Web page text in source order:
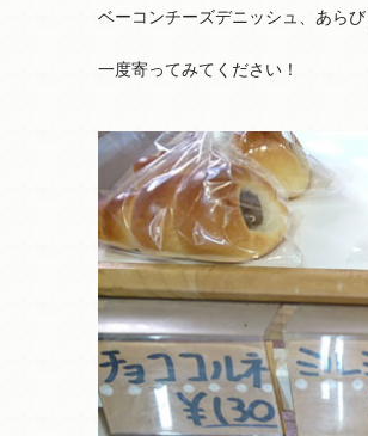
ベーコンチーズデニッシュ、あら
一度寄ってみてください！